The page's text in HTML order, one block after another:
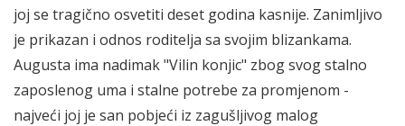
joj se tragično osvetiti deset godina kasnije. Zanimljivo
je prikazan i odnos roditelja sa svojim blizankama.
Augusta ima nadimak "Vilin konjic" zbog svog stalno
zaposlenog uma i stalne potrebe za promjenom -
najveći joj je san pobjeći iz zagušljivog malog